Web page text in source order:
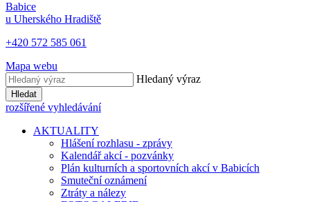
Babice
u Uherského Hradiště
+420 572 585 061
Mapa webu
Hledaný výraz
Hledat
rozšířené vyhledávání
AKTUALITY
Hlášení rozhlasu - zprávy
Kalendář akcí - pozvánky
Plán kulturních a sportovních akcí v Babicích
Smuteční oznámení
Ztráty a nálezy